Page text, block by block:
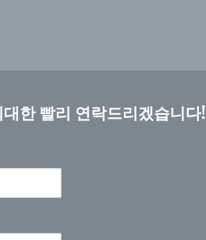
한 빨리 연락드리겠습니다!